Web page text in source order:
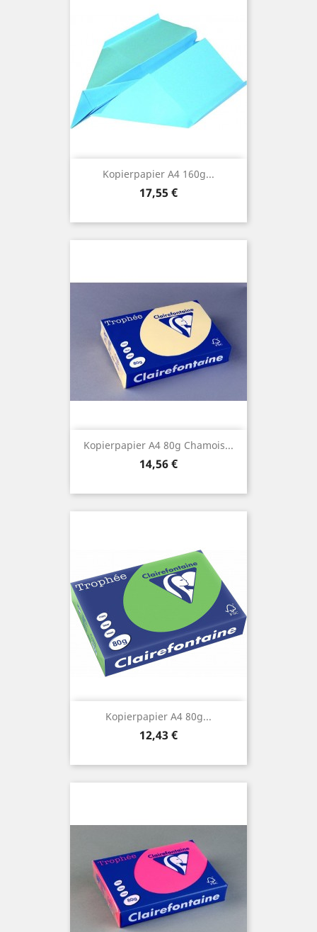
Kopierpapier A4 160g...
Preis
17,55 €
Kopierpapier A4 80g Chamois...
Preis
14,56 €
Kopierpapier A4 80g...
Preis
12,43 €